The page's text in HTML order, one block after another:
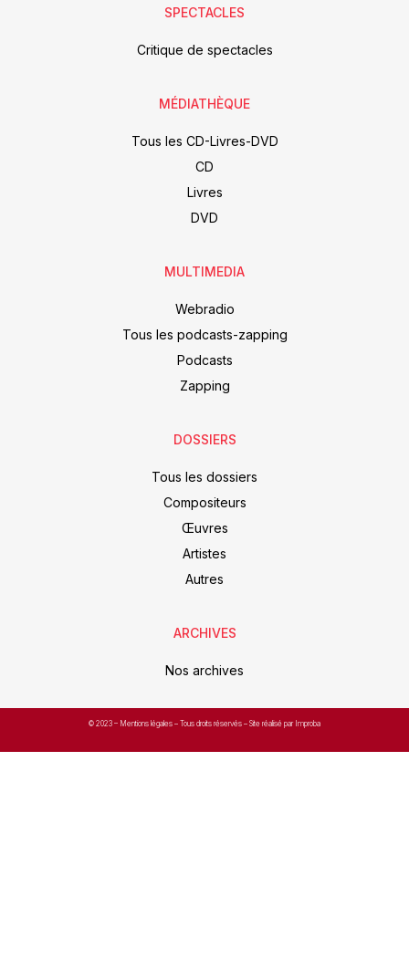
SPECTACLES
Critique de spectacles
MÉDIATHÈQUE
Tous les CD-Livres-DVD
CD
Livres
DVD
MULTIMEDIA
Webradio
Tous les podcasts-zapping
Podcasts
Zapping
DOSSIERS
Tous les dossiers
Compositeurs
Œuvres
Artistes
Autres
ARCHIVES
Nos archives
© 2023 – Mentions légales – Tous droits réservés – Site réalisé par Improba